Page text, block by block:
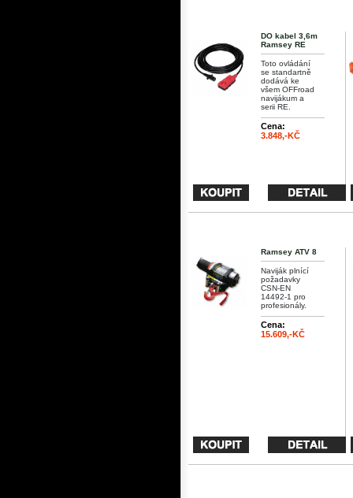
DO kabel 3,6m
Ramsey RE
Toto ovládání
se standartně
dodává ke
všem OFFroad
navijákum a
serii RE.
Cena:
3.848,-KČ
Ramsey ATV 8
Naviják plnící
požadavky
CSN-EN
14492-1 pro
profesionály.
Cena:
15.609,-KČ